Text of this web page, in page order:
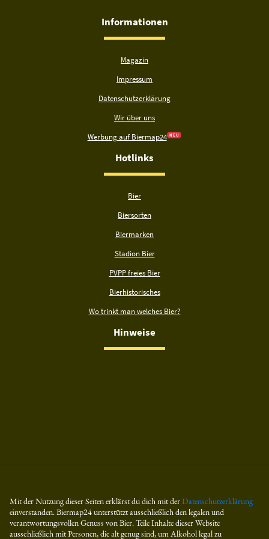
Informationen
Magazin
Impressum
Datenschutzerklärung
Wir über uns
Werbung auf Biermap24 N E U
Hotlinks
Bier
Biersorten
Biermarken
Stadion Bier
PVPP freies Bier
Bierhistorisches
Wo trinkt man welches Bier?
Hinweise
Mit der Nutzung dieser Seiten erklärst du dich mit derDatenschutzerklärung
einverstanden. Biermap24 unterstützt ausschließlich den legalen und
verantwortungsvollen Genuss von Bier. Teile Inhalte dieser Website
ausschließlich mit Personen, die alt genug sind, um Alkohol legal zu